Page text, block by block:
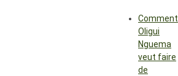
Comment
Oligui
Nguema
veut faire
de